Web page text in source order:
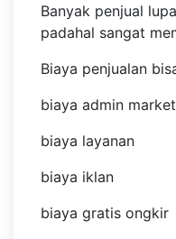
Banyak penjual
padahal sangat
Biaya penjualan
biaya admin
biaya layanan
biaya iklan
biaya gratis ongkir